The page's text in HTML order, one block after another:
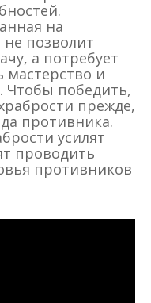
на
не позволит
а потребует
мастерство и
Чтобы победить,
прежде,
противника.
усилят
проводить
противников